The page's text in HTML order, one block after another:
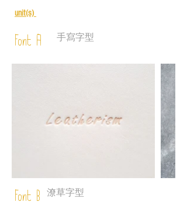
unit(s)
Font A 手寫字型
Font B 潦草字型